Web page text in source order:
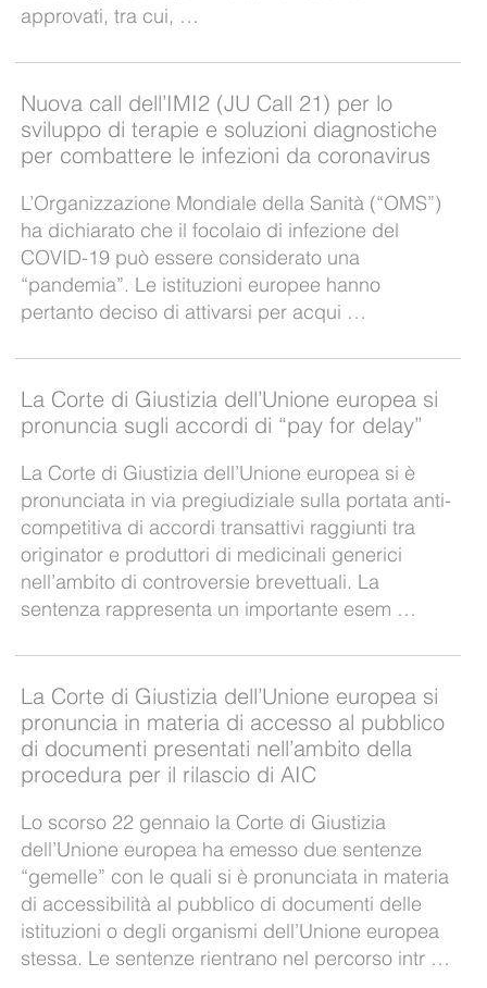
approvati, tra cui, …
Nuova call dell’IMI2 (JU Call 21) per lo
sviluppo di terapie e soluzioni diagnostiche
per combattere le infezioni da coronavirus
L’Organizzazione Mondiale della Sanità (“OMS”)
ha dichiarato che il focolaio di infezione del
COVID-19 può essere considerato una
“pandemia”. Le istituzioni europee hanno
pertanto deciso di attivarsi per acqui …
La Corte di Giustizia dell’Unione europea si
pronuncia sugli accordi di “pay for delay”
La Corte di Giustizia dell’Unione europea si è
pronunciata in via pregiudiziale sulla portata anti-
competitiva di accordi transattivi raggiunti tra
originator e produttori di medicinali generici
nell’ambito di controversie brevettuali. La
sentenza rappresenta un importante esem …
La Corte di Giustizia dell’Unione europea si
pronuncia in materia di accesso al pubblico
di documenti presentati nell’ambito della
procedura per il rilascio di AIC
Lo scorso 22 gennaio la Corte di Giustizia
dell’Unione europea ha emesso due sentenze
“gemelle” con le quali si è pronunciata in materia
di accessibilità al pubblico di documenti delle
istituzioni o degli organismi dell’Unione europea
stessa. Le sentenze rientrano nel percorso intr …